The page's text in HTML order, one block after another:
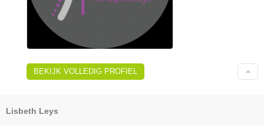
BEKIJK VOLLEDIG PROFIEL
Lisbeth Leys